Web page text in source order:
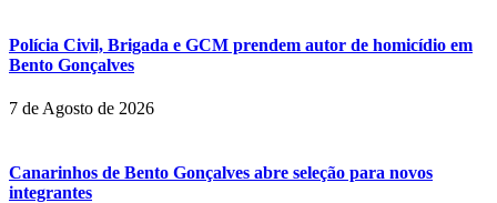
Polícia Civil, Brigada e GCM prendem autor de homicídio em
Bento Gonçalves
7 de Agosto de 2026
Canarinhos de Bento Gonçalves abre seleção para novos
integrantes